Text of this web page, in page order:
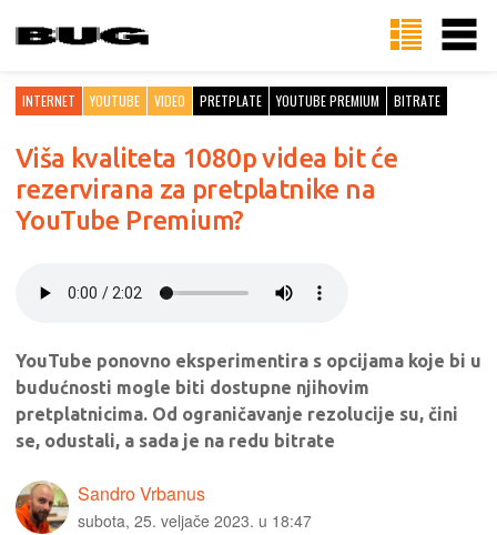
INTERNET YOUTUBE VIDEO PRETPLATE YOUTUBE PREMIUM BITRATE
Viša kvaliteta 1080p videa bit će
rezervirana za pretplatnike na
YouTube Premium?
YouTube ponovno eksperimentira s opcijama koje bi u
budućnosti mogle biti dostupne njihovim
pretplatnicima. Od ograničavanje rezolucije su, čini
se, odustali, a sada je na redu bitrate
Sandro Vrbanus
subota, 25. veljače 2023. u 18:47